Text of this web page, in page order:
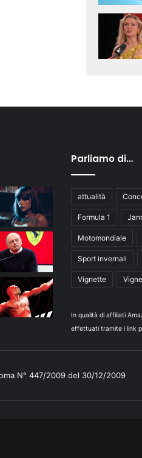
Parliamo di…
attualità
Formula 1
Motomondiale
Sport invernali
Vignette
In qualità di affiliati
effettuati tramite i link
N° 447/2009 del 30/12/2009